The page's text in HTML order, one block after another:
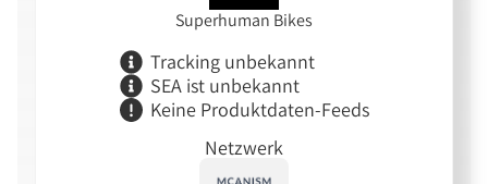
Superhuman Bikes
Tracking unbekannt
SEA ist unbekannt
Keine Produktdaten-Feeds
Netzwerk